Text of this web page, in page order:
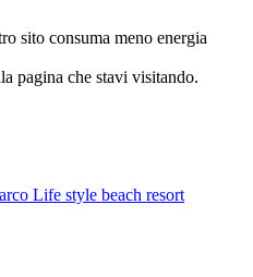
sito consuma meno energia
pagina che stavi visitando.
Life style beach resort